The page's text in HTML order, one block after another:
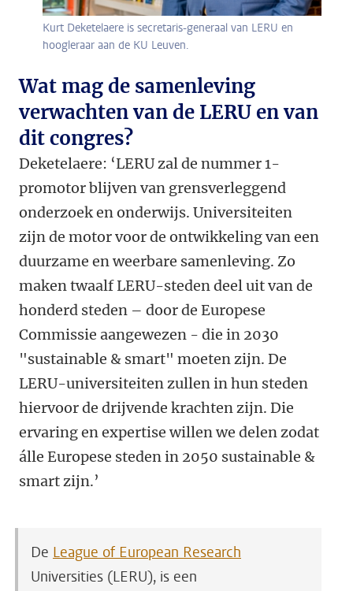
Kurt Deketelaere is secretaris-generaal van LERU en
hoogleraar aan de KU Leuven.
Wat mag de samenleving
verwachten van de LERU en van
dit congres?
Deketelaere: ‘LERU zal de nummer 1-
promotor blijven van grensverleggend
onderzoek en onderwijs. Universiteiten
zijn de motor voor de ontwikkeling van een
duurzame en weerbare samenleving. Zo
maken twaalf LERU-steden deel uit van de
honderd steden – door de Europese
Commissie aangewezen - die in 2030
"sustainable & smart" moeten zijn. De
LERU-universiteiten zullen in hun steden
hiervoor de drijvende krachten zijn. Die
ervaring en expertise willen we delen zodat
álle Europese steden in 2050 sustainable &
smart zijn.’
De League of European Research
Universities (LERU), is een